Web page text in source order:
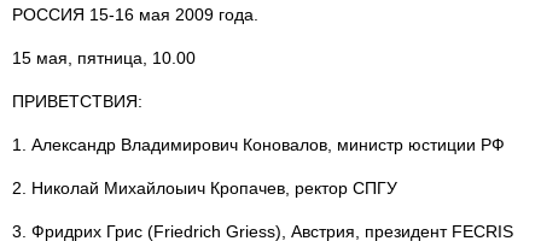
РОССИЯ 15-16 мая 2009 года.
15 мая, пятница, 10.00
ПРИВЕТСТВИЯ:
1. Александр Владимирович Коновалов, министр юстиции РФ
2. Николай Михайлоыич Кропачев, ректор СПГУ
3. Фридрих Грис (Friedrich Griess), Австрия, президент FECRIS